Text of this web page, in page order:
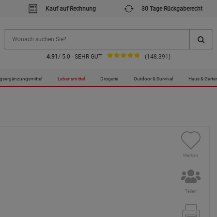
Kauf auf Rechnung 30 Tage Rückgaberecht
4.91 / 5.0 - SEHR GUT (148.391)
Lebensmittel Drogerie Outdoor & Survival Haus &
Merken
Teilen